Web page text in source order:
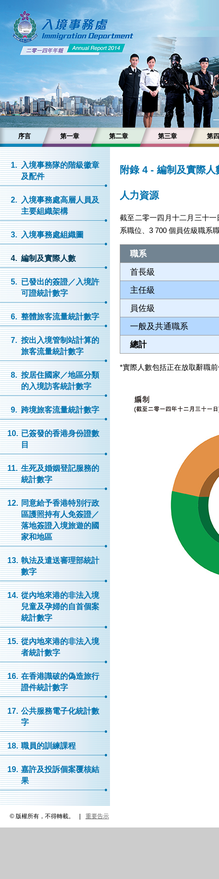
序言 第一章 第二章 第三章 第
1. 入境事務隊的階級徽章
及配件
2. 入境事務處高層人員及
主要組織架構
3. 入境事務處組織圖
4. 編制及實際人數
5. 已發出的簽證／入境許
可證統計數字
6. 整體旅客流量統計數字
7. 按出入境管制站計算的
旅客流量統計數字
8. 按居住國家／地區分類
的入境訪客統計數字
9. 跨境旅客流量統計數字
10. 已簽發的香港身份證數
目
11. 生死及婚姻登記服務的
統計數字
12. 同意給予香港特別行政
區護照持有人免簽證／
落地簽證入境旅遊的國
家和地區
13. 執法及遣送審理部統計
數字
14. 從內地來港的非法入境
兒童及孕婦的自首個案
統計數字
15. 從內地來港的非法入境
者統計數字
16. 在香港識破的偽造旅行
證件統計數字
17. 公共服務電子化統計數
字
18. 職員的訓練課程
19. 嘉許及投訴個案覆核結
果
附錄 4 - 編制及實際人
人力資源
截至二零一四月十二月三十
系職位、3 700 個員佐級職系
職系
首長級
主任級
員佐級
一般及共通職系
總計
*實際人數包括正在放取辭職
© 版權所有，不得轉載。 重要告示